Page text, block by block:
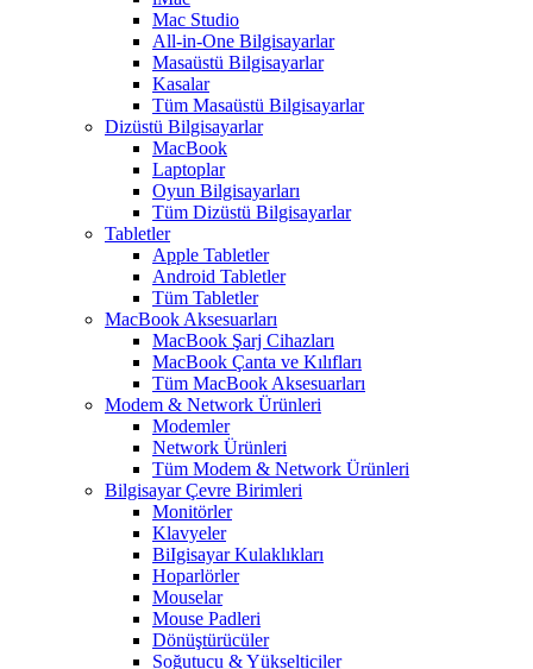
Mac Studio
All-in-One Bilgisayarlar
Masaüstü Bilgisayarlar
Kasalar
Tüm Masaüstü Bilgisayarlar
Dizüstü Bilgisayarlar
MacBook
Laptoplar
Oyun Bilgisayarları
Tüm Dizüstü Bilgisayarlar
Tabletler
Apple Tabletler
Android Tabletler
Tüm Tabletler
MacBook Aksesuarları
MacBook Şarj Cihazları
MacBook Çanta ve Kılıfları
Tüm MacBook Aksesuarları
Modem & Network Ürünleri
Modemler
Network Ürünleri
Tüm Modem & Network Ürünleri
Bilgisayar Çevre Birimleri
Monitörler
Klavyeler
BiIgisayar Kulaklıkları
Hoparlörler
Mouselar
Mouse Padleri
Dönüştürücüler
Soğutucu & Yükselticiler